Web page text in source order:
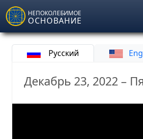
Skip to main content
НЕПОКОЛЕБИМОЕ
ОСНОВАНИЕ
Русский
Декабрь 23, 2022 –